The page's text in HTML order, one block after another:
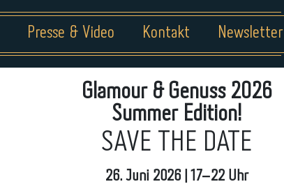
Presse & Video Kontakt Newsletter
Glamour & Genuss 2026
Summer Edition!
SAVE THE DATE
26. Juni 2026 | 17–22 Uhr